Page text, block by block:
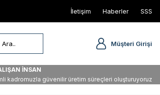
İletişim Haberler SSS
Müşteri Girişi
İNSAN
kadromuzla güvenilir üretim süreçleri oluşturuyoruz